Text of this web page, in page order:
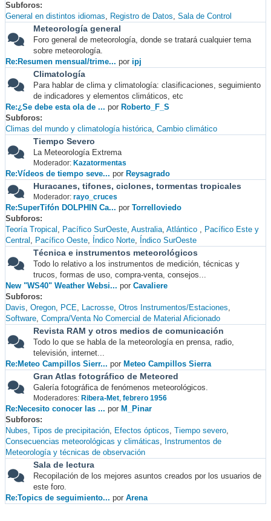
Subforos
General en distintos idiomas
Registro de Datos Sala de Control
Meteorología general
Foro general de meteorología, donde se tratará cualquier tema
sobre meteorología.
Re:Resumen mensual/trime... por ipj
Climatología
Para hablar de clima y climatología: clasificaciones, seguimiento
de indicadores y elementos climáticos, etc
Re:¿Se debe esta ola de ... por Roberto_F_S
Subforos
Climas del mundo y climatología histórica Cambio climático
Tiempo Severo
La Meteorología Extrema
Moderador: Kazatormentas
Re:Vídeos de tiempo seve... por Reysagrado
Huracanes, tifones, ciclones, tormentas tropicales
Moderador: rayo_cruces
Re:SuperTifón DOLPHIN Ca... por Torrelloviedo
Subforos
Teoría Tropical
Pacífico SurOeste Australia Atlántico
Pacífico Este y
Central
Pacífico Oeste Índico Norte Índico SurOeste
Técnica e instrumentos meteorológicos
Todo lo relativo a los instrumentos de medición, técnicas y
trucos, formas de uso, compra-venta, consejos...
New "WS40" Weather Websi... por Cavaliere
Subforos
Davis Oregon PCE Lacrosse Otros Instrumentos/Estaciones
Software Compra/Venta No Comercial de Material Aficionado
Revista RAM y otros medios de comunicación
Todo lo que se habla de la meteorología en prensa, radio,
televisión, internet...
Re:Meteo Campillos Sierr... por Meteo Campillos Sierra
Gran Atlas fotográfico de Meteored
Galería fotográfica de fenómenos meteorológicos.
Moderadores: Ribera-Met, febrero 1956
Re:Necesito conocer las ... por M_Pinar
Subforos
Nubes Tipos de precipitación Efectos ópticos Tiempo severo
Consecuencias meteorológicas y climáticas
Instrumentos de
Meteorología y técnicas de observación
Sala de lectura
Recopilación de los mejores asuntos creados por los usuarios de
este foro.
Re:Topics de seguimiento... por Arena